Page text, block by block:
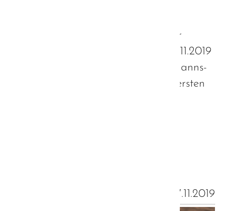
visualisieren.Ausgestrahlt wurde der
Beitrag in der Abendschau vom 19.11.2019
- also pünktlich zum Fachtag der Hanns-
Seidel-Stiftung, auf dem auch die ersten
17.11.2019